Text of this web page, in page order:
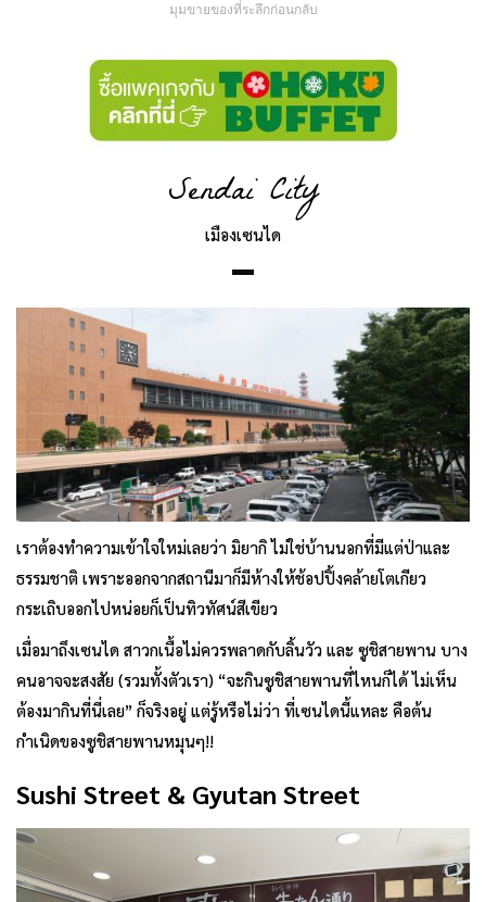
มุมขายของที่ระลึกก่อนกลับ
Sendai City
เมืองเซนได
เราต้องทำความเข้าใจใหม่เลยว่า มิยากิ ไม่ใช่บ้านนอกที่มีแต่ป่าและ
ธรรมชาติ เพราะออกจากสถานีมาก็มีห้างให้ช้อปปิ้งคล้ายโตเกียว
กระเถิบออกไปหน่อยก็เป็นทิวทัศน์สีเขียว
เมื่อมาถึงเซนได สาวกเนื้อไม่ควรพลาดกับลิ้นวัว และ ซูชิสายพาน บาง
คนอาจจะสงสัย (รวมทั้งตัวเรา) “จะกินซูชิสายพานที่ไหนก็ได้ ไม่เห็น
ต้องมากินที่นี่เลย” ก็จริงอยู่ แต่รู้หรือไม่ว่า ที่เซนไดนี้แหละ คือต้น
กำเนิดของซูชิสายพานหมุนๆ!!
Sushi Street & Gyutan Street